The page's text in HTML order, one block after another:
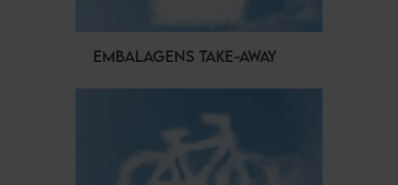
EMBALAGENS TAKE-AWAY